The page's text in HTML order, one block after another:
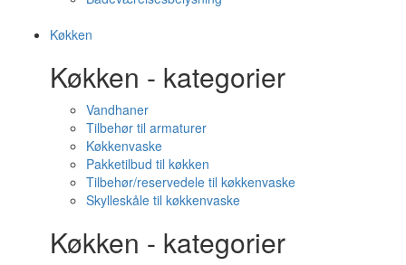
Køkken
Køkken - kategorier
Vandhaner
Tilbehør til armaturer
Køkkenvaske
Pakketilbud til køkken
Tilbehør/reservedele til køkkenvaske
Skylleskåle til køkkenvaske
Køkken - kategorier